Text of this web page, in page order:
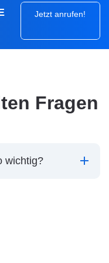
Jetzt anrufen!
Fragen
wichtig?